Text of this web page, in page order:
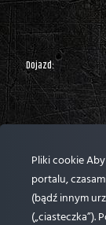
Dojazd:
Pliki cookie
portalu,
(bądź innym